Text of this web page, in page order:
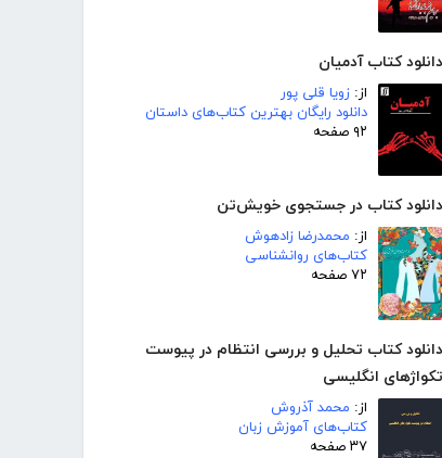
دانلود کتاب آدمیان
از: زویا قلی پور
دانلود رایگان بهترین کتاب‌های داستان
۹۲ صفحه
دانلود کتاب در جستجوی خویش‌تن
از: محمدرضا زادهوش
کتاب‌های روانشناسی
۷۲ صفحه
دانلود کتاب تحلیل و بررسی انتظام در پیوست
تکواژهای انگلیسی
از: محمد آذروش
کتاب‌های آموزش زبان
۳۷ صفحه